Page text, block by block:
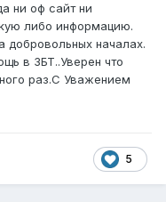
ни оф сайт ни
либо информацию.
началах.
в ЗБТ..Уверен что
раз.С Уважением
5